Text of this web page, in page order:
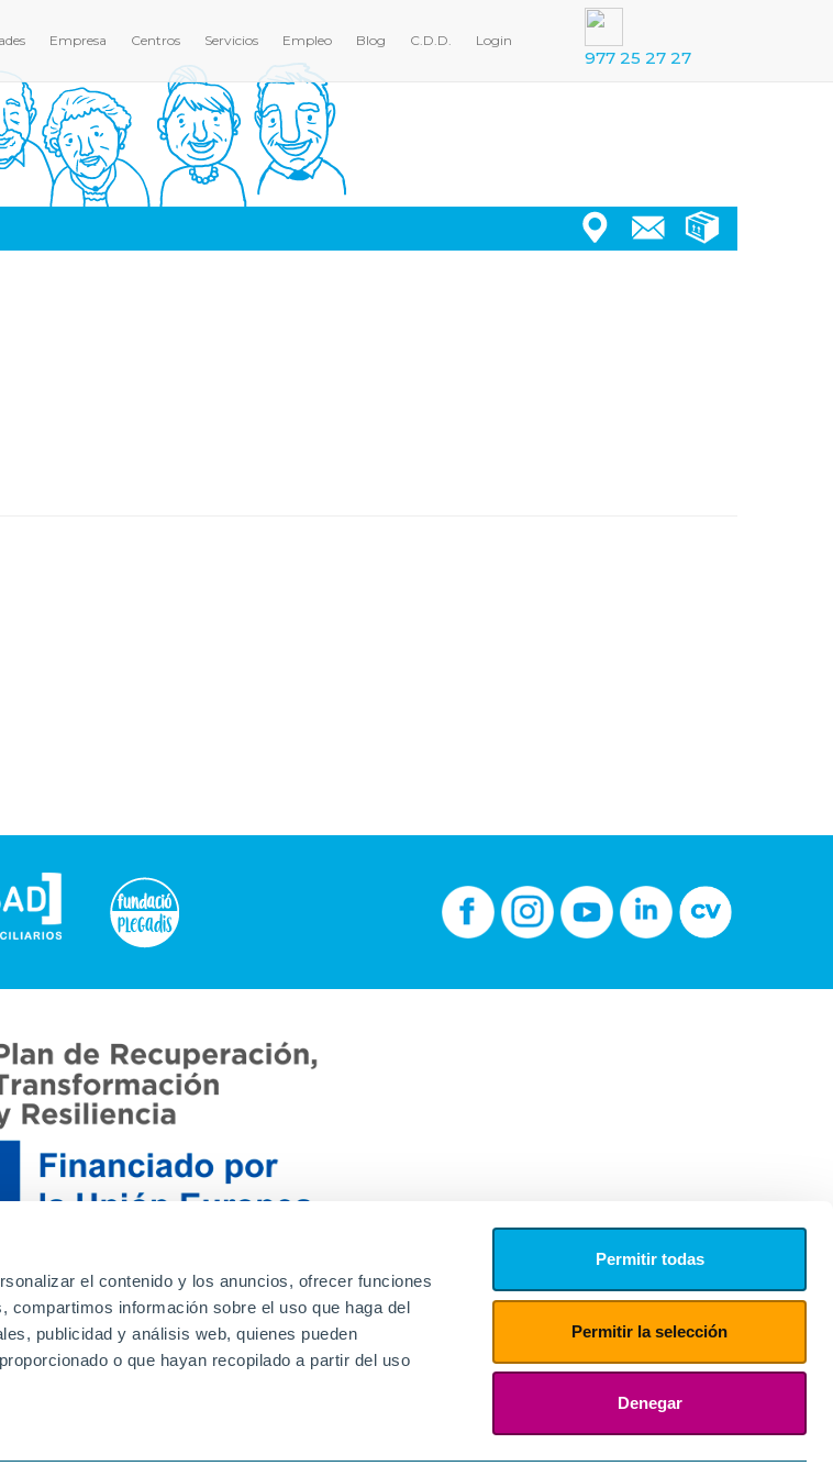
el contenido y los anuncios, ofrecer funciones
información sobre el uso que haga del
publicidad y análisis web, quienes pueden
o que hayan recopilado a partir del uso
Permitir todas
Permitir la selección
Denegar
Empresa Centros Servicios Empleo Blog C.D.D. Login
977 25 27 27
de denuncias Envia tu CV
Proveedores